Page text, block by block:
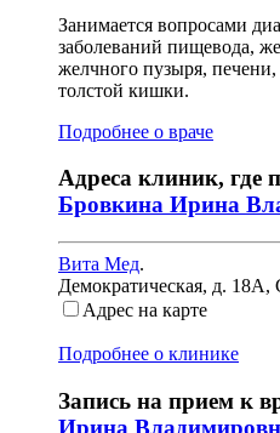
Занимается вопросами
заболеваний пищевода,
желчного пузыря,
толстой кишки.
Подробнее о враче
Адреса клиник, где
Бровкина Ирина
Вита Мед.
Демократическая, д. 18А,
Адрес на карте
Подробнее о клинике
Запись на прием к
Ирина